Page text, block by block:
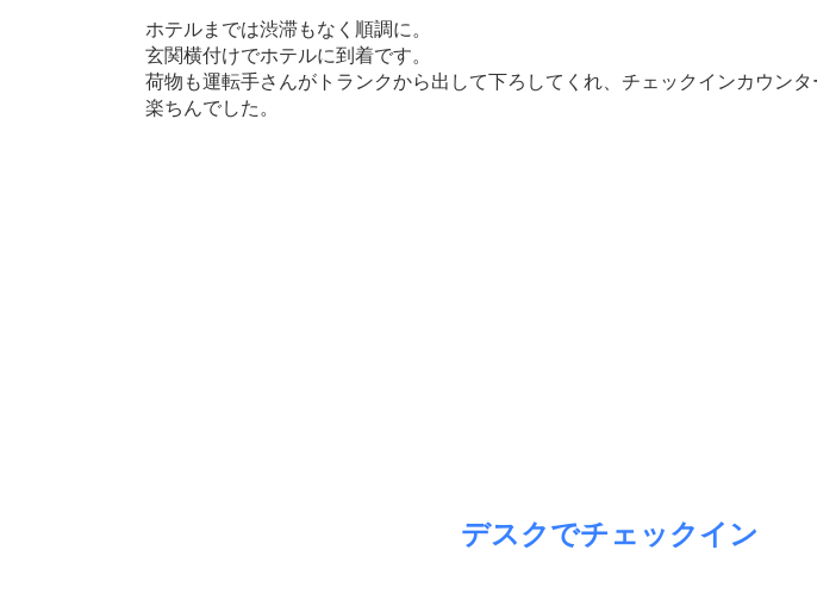
ホテルまでは渋滞もなく順調に。
玄関横付けでホテルに到着です。
荷物も運転手さんがトランクから出して下ろしてくれ、チェックインカウンタ
楽ちんでした。
デスクでチェックイン